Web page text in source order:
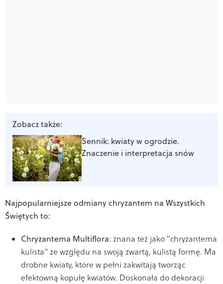
Zobacz także:
Sennik: kwiaty w ogrodzie.
Znaczenie i interpretacja snów
Najpopularniejsze odmiany chryzantem na Wszystkich
Świętych to:
Chryzantema Multiflora: znana też jako "chryzantema
kulista" ze względu na swoją zwartą, kulistą formę. Ma
drobne kwiaty, które w pełni zakwitają tworząc
efektowną kopułę kwiatów. Doskonała do dekoracji